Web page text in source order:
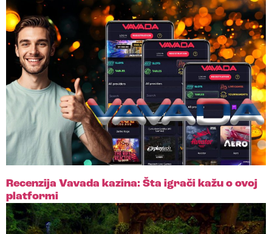
Recenzija Vavada kazina: Šta igrači kažu o ovoj
platformi